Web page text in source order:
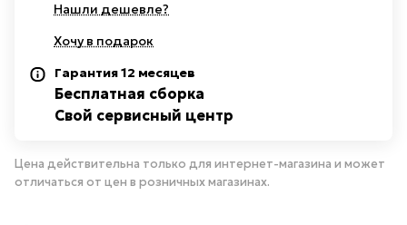
Нашли дешевле?
Хочу в подарок
Гарантия 12 месяцев
Бесплатная сборка
Свой сервисный центр
Цена действительна только для интернет-магазина и может
отличаться от цен в розничных магазинах.